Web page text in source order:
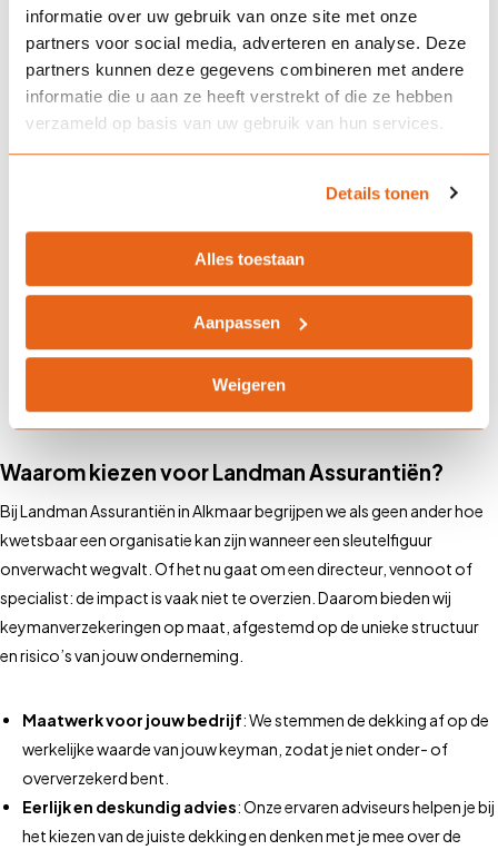
informatie over uw gebruik van onze site met onze
partners voor social media, adverteren en analyse. Deze
partners kunnen deze gegevens combineren met andere
informatie die u aan ze heeft verstrekt of die ze hebben
verzameld op basis van uw gebruik van hun services.
Details tonen
Alles toestaan
Aanpassen
Weigeren
Is de uitkering belast?
Hoe bepaal je het verzekerde
Wat is het verschil met een
compagnonsverzekering?
Waarom kiezen voor Landman Assurantiën?
Bij Landman Assurantiën in Alkmaar begrijpen we als geen ander hoe
kwetsbaar een organisatie kan zijn wanneer een sleutelfiguur
onverwacht wegvalt. Of het nu gaat om een directeur, vennoot of
specialist: de impact is vaak niet te overzien. Daarom bieden wij
keymanverzekeringen op maat, afgestemd op de unieke structuur
en risico’s van jouw onderneming.
Maatwerk voor jouw bedrijf: We stemmen de dekking af op de
werkelijke waarde van jouw keyman, zodat je niet onder- of
oververzekerd bent.
Eerlijk en deskundig advies: Onze ervaren adviseurs helpen je bij
het kiezen van de juiste dekking en denken met je mee over de